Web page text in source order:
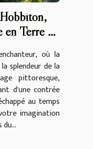
Terre du
où la
splendeur de la
pittoresque,
d'une contrée
au temps
imagination